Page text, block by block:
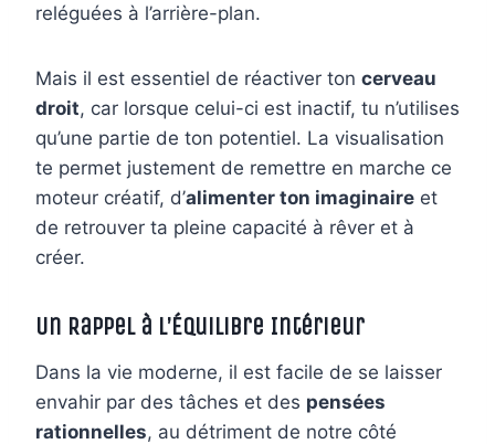
reléguées à l’arrière-plan.
Mais il est essentiel de réactiver ton cerveau
droit, car lorsque celui-ci est inactif, tu n’utilises
qu’une partie de ton potentiel. La visualisation
te permet justement de remettre en marche ce
moteur créatif, d’alimenter ton imaginaire et
de retrouver ta pleine capacité à rêver et à
créer.
Un Rappel à l’Équilibre Intérieur
Dans la vie moderne, il est facile de se laisser
envahir par des tâches et des pensées
rationnelles, au détriment de notre côté